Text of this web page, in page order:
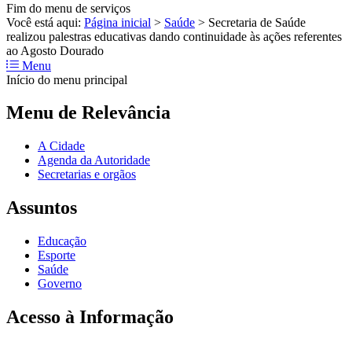
Fim do menu de serviços
Você está aqui: Página inicial > Saúde > Secretaria de Saúde
realizou palestras educativas dando continuidade às ações referentes
ao Agosto Dourado
Menu
Início do menu principal
Menu de Relevância
A Cidade
Agenda da Autoridade
Secretarias e orgãos
Assuntos
Educação
Esporte
Saúde
Governo
Acesso à Informação